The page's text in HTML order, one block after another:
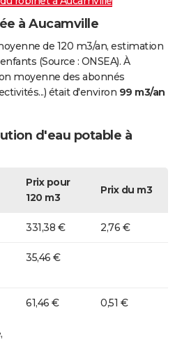
à Aucamville
de 120 m3/an, estimation
(Source : ONSEA). À
moyenne des abonnés
était d'environ 99 m3/an
d'eau potable à
Prix pour
120 m3
Prix du m3
331,38 € 2,76 €
35,46 €
61,46 € 0,51 €